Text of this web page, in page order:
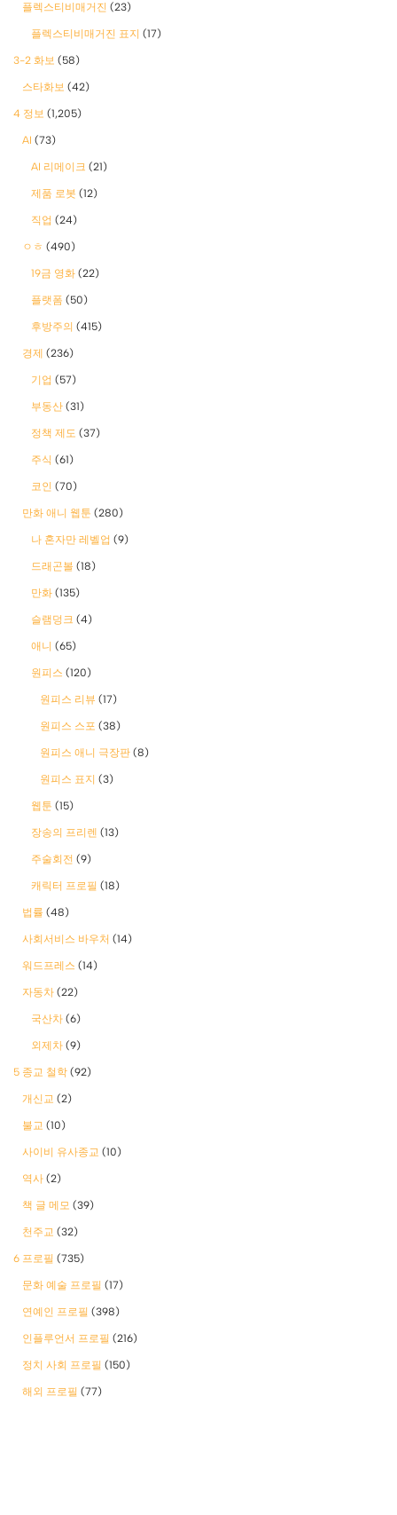
플렉스티비매거진 (23)
플렉스티비매거진 표지 (17)
3-2 화보 (58)
스타화보 (42)
4 정보 (1,205)
AI (73)
AI 리메이크 (21)
제품 로봇 (12)
직업 (24)
ㅇㅎ (490)
19금 영화 (22)
플랫폼 (50)
후방주의 (415)
경제 (236)
기업 (57)
부동산 (31)
정책 제도 (37)
주식 (61)
코인 (70)
만화 애니 웹툰 (280)
나 혼자만 레벨업 (9)
드래곤볼 (18)
만화 (135)
슬램덩크 (4)
애니 (65)
원피스 (120)
원피스 리뷰 (17)
원피스 스포 (38)
원피스 애니 극장판 (8)
원피스 표지 (3)
웹툰 (15)
장송의 프리렌 (13)
주술회전 (9)
캐릭터 프로필 (18)
법률 (48)
사회서비스 바우처 (14)
워드프레스 (14)
자동차 (22)
국산차 (6)
외제차 (9)
5 종교 철학 (92)
개신교 (2)
불교 (10)
사이비 유사종교 (10)
역사 (2)
책 글 메모 (39)
천주교 (32)
6 프로필 (735)
문화 예술 프로필 (17)
연예인 프로필 (398)
인플루언서 프로필 (216)
정치 사회 프로필 (150)
해외 프로필 (77)